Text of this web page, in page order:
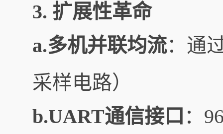
3. 扩展性革命
a.多机并联均流：通
采样电路）
b.UART通信接口 ：